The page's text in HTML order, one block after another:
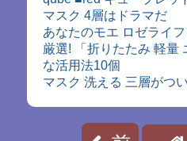
マスク 4層はドラマだ
あなたのモエ ロゼライ
厳選! 「折りたたみ 軽量
な活用法10個
マスク 洗える 三層がつ